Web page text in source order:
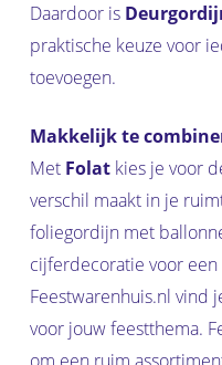
Daardoor is
praktische keuze voor
toevoegen.
Makkelijk te
Met Folatkies je voor
verschil maakt in je
foliegordijn met
cijferdecoratie voor
Feestwarenhuis.nl vind
voor jouw feestthema.